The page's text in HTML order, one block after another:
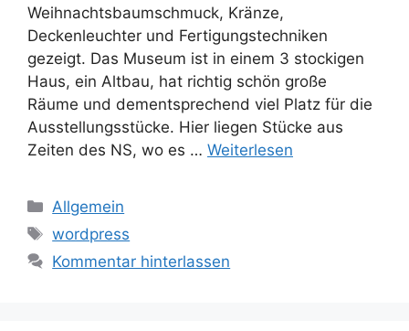
Weihnachtsbaumschmuck, Kränze,
Deckenleuchter und Fertigungstechniken
gezeigt. Das Museum ist in einem 3 stockigen
Haus, ein Altbau, hat richtig schön große
Räume und dementsprechend viel Platz für die
Ausstellungsstücke. Hier liegen Stücke aus
Zeiten des NS, wo es … Weiterlesen
Kategorien
Allgemein
Schlagwörter
wordpress
Kommentar hinterlassen